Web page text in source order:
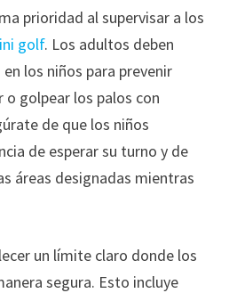
prioridad al supervisar a los
golf. Los adultos deben
los niños para prevenir
golpear los palos con
de que los niños
de esperar su turno y de
áreas designadas mientras
un límite claro donde los
segura. Esto incluye